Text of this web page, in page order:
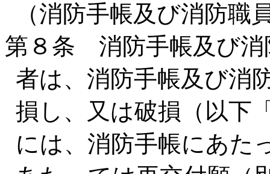
（消防手帳及び消防職
第８条 消防手帳及び消
者は、消防手帳及び消
損し、又は破損（以下
には、消防手帳にあた